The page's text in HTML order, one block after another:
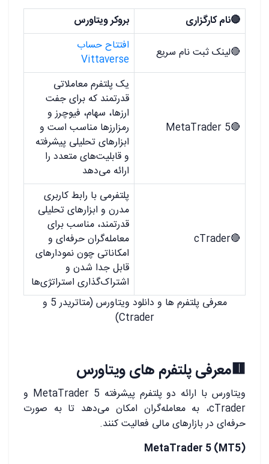
🔴نام کارگزاری
بروکر ویتاورس
🔴لینک ثبت نام سریع
افتتاح حساب
Vittaverse
🔴MetaTrader 5
یک پلتفرم معاملاتی
قدرتمند که برای جفت
ارزها، سهام، فیوچرز و
رمزارزها مناسب است و
ابزارهای تحلیلی پیشرفته
و قابلیت‌های متعدد را
ارائه می‌دهد
🔴cTrader
پلتفرمی با رابط کاربری
مدرن و ابزارهای تحلیلی
قدرتمند، مناسب برای
معامله‌گران حرفه‌ای و
امکاناتی چون نمودارهای
قابل جدا شدن و
اشتراک‌گذاری استراتژی‌ها
معرفی پلتفرم ها و دانلود ویتاورس (متاتریدر 5 و
Ctrader)
🟥معرفی پلتفرم های ویتاورس
ویتاورس با ارائه دو پلتفرم پیشرفته MetaTrader 5 و
cTrader، به معامله‌گران امکان می‌دهد تا به صورت
حرفه‌ای در بازارهای مالی فعالیت کنند.
MetaTrader 5 (MT5)